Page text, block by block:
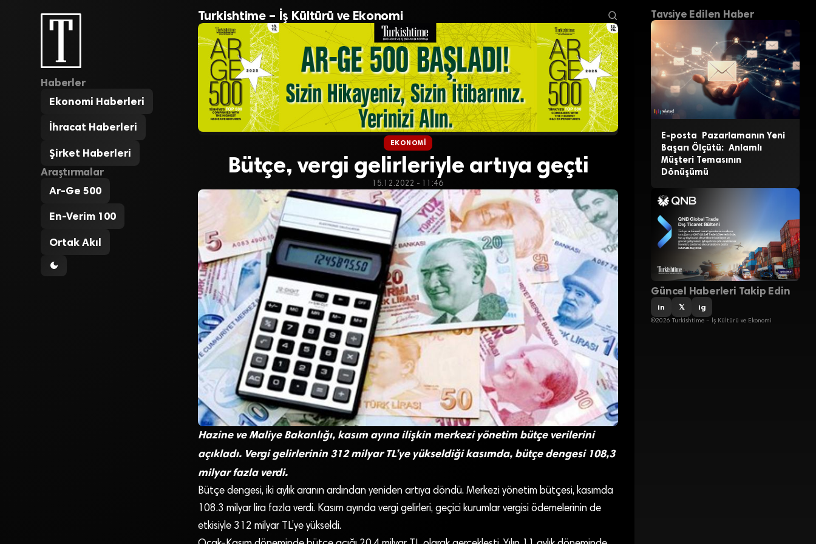
Haberler
Ekonomi Haberleri
İhracat Haberleri
Şirket Haberleri
Araştırmalar
Ar-Ge 500
En-Verim 100
Ortak Akıl
Turkishtime – İş Kültürü ve Ekonomi
EKONOMI
Bütçe, vergi gelirleriyle artıya geçti
15.12.2022 - 11:46
Hazine ve Maliye Bakanlığı, kasım ayına ilişkin merkezi yönetim bütçe verilerini
açıkladı. Vergi gelirlerinin 312 milyar TL’ye yükseldiği kasımda, bütçe dengesi 108,3
milyar fazla verdi.
Bütçe dengesi, iki aylık aranın ardından yeniden artıya döndü. Merkezi yönetim bütçesi, kasımda
108.3 milyar lira fazla verdi. Kasım ayında vergi gelirleri, geçici kurumlar vergisi ödemelerinin de
etkisiyle 312 milyar TL’ye yükseldi.
Tavsiye Edilen Haber
E-posta Pazarlamanın Yeni
Başarı Ölçütü: Anlamlı
Müşteri Temasının
Dönüşümü
Güncel Haberleri Takip Edin
in 𝕏 ig
©2026 Turkishtime – İş Kültürü ve Ekonomi